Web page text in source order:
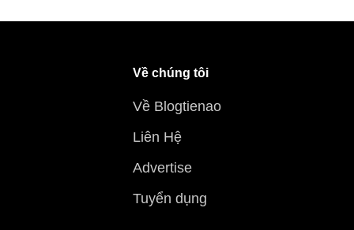
Về chúng tôi
Về Blogtienao
Liên Hệ
Advertise
Tuyển dụng